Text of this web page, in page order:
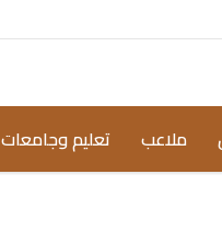
ملاعب تعليم وجامعات